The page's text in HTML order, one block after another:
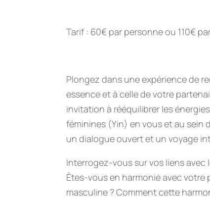
Tarif : 60€ par personne ou 110€
Plongez dans une expérience de
essence et à celle de votre
invitation à rééquilibrer les
féminines (Yin) en vous et au sein
un dialogue ouvert et un voyage
Interrogez-vous sur vos liens avec
Êtes-vous en harmonie avec votre
masculine ? Comment cette